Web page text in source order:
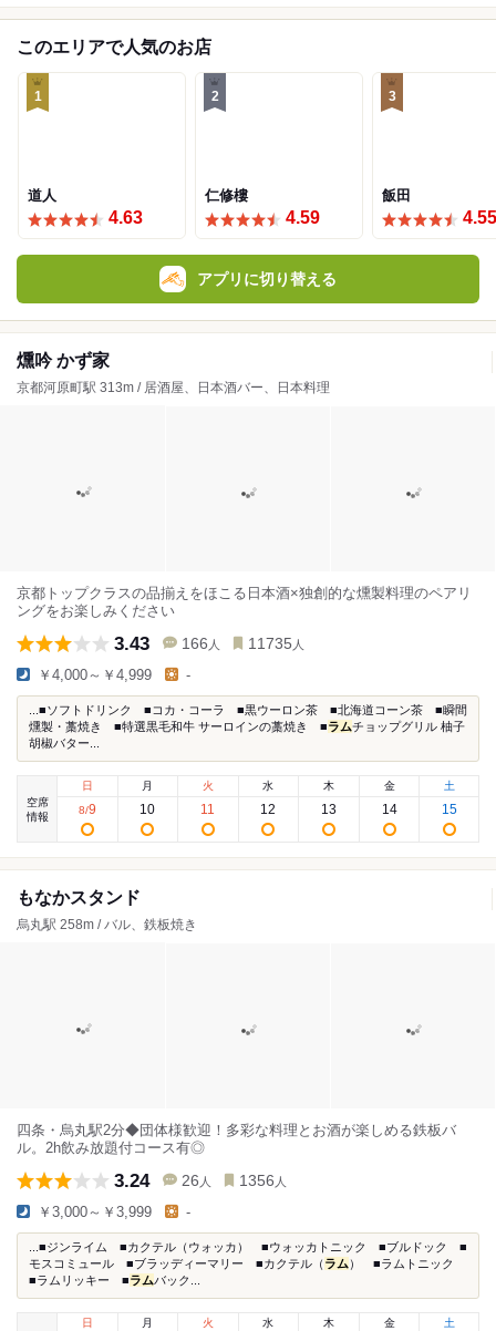
このエリアで人気のお店
1
道人
4.63
2
仁修樓
4.59
3
飯田
4.55
アプリに切り替える
燻吟 かず家
京都河原町駅 313m / 居酒屋、日本酒バー、日本料理
京都トップクラスの品揃えをほこる日本酒×独創的な燻製料理のペアリ
ングをお楽しみください
3.43 166 人 11735 人
￥4,000～￥4,999 -
...■ソフトドリンク ■コカ・コーラ ■黒ウーロン茶 ■北海道コーン茶 ■瞬間
燻製・藁焼き ■特選黒毛和牛 サーロインの藁焼き ■ラムチョップグリル 柚子
胡椒バター...
空席
情報
日
8/9
月
10
火
11
水
12
木
13
金
14
土
15
もなかスタンド
烏丸駅 258m / バル、鉄板焼き
四条・烏丸駅2分◆団体様歓迎！多彩な料理とお酒が楽しめる鉄板バ
ル。2h飲み放題付コース有◎
3.24 26 人 1356 人
￥3,000～￥3,999 -
...■ジンライム ■カクテル（ウォッカ） ■ウォッカトニック ■ブルドック ■
モスコミュール ■ブラッディーマリー ■カクテル（ ラム ） ■ラムトニック
■ラムリッキー ■ラムバック...
日
月 火 水 木 金 土